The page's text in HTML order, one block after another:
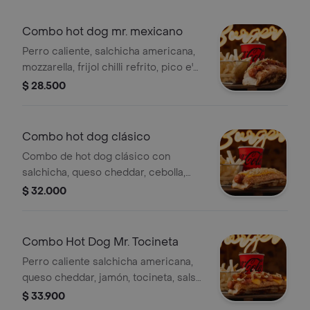
Combo hot dog mr. mexicano
Perro caliente, salchicha americana,
mozzarella, frijol chilli refrito, pico e'
gallo, guacamole, jamón, papa chip,
$ 28.500
Combo hot dog clásico
Combo de hot dog clásico con
salchicha, queso cheddar, cebolla,
papa chip, papas fritas y bebida a
$ 32.000
Combo Hot Dog Mr. Tocineta
Perro caliente salchicha americana,
queso cheddar, jamón, tocineta, salsa,
cebolla, papa chip, papas, bebida a
$ 33.900